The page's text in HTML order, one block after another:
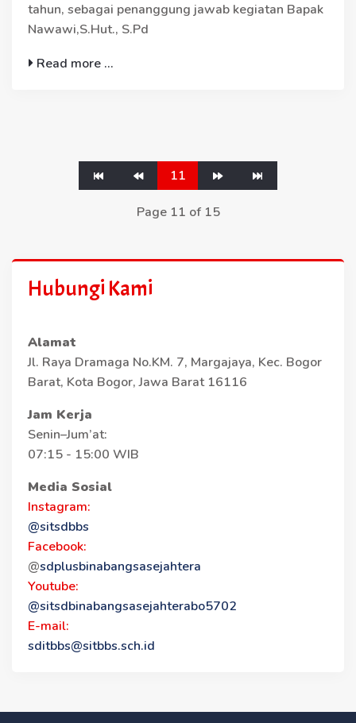
tahun, sebagai penanggung jawab kegiatan Bapak
Nawawi,S.Hut., S.Pd
Read more ...
11
Page 11 of 15
Hubungi Kami
Alamat
Jl. Raya Dramaga No.KM. 7, Margajaya, Kec. Bogor
Barat, Kota Bogor, Jawa Barat 16116
Jam Kerja
Senin–Jum’at:
07:15 - 15:00 WIB
Media Sosial
Instagram:
@sitsdbbs
Facebook:
@sdplusbinabangsasejahtera
Youtube:
@sitsdbinabangsasejahterabo5702
E-mail:
sditbbs@sitbbs.sch.id